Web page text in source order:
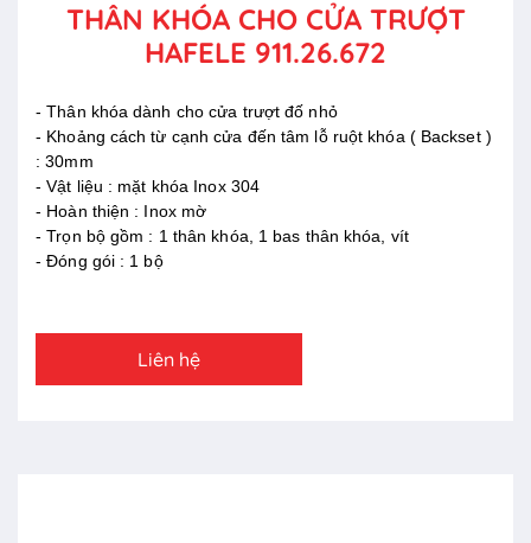
THÂN KHÓA CHO CỬA TRƯỢT
HAFELE 911.26.672
- Thân khóa dành cho cửa trượt đố nhỏ
- Khoảng cách từ cạnh cửa đến tâm lỗ ruột khóa ( Backset )
: 30mm
- Vật liệu : mặt khóa Inox 304
- Hoàn thiện : Inox mờ
- Trọn bộ gồm : 1 thân khóa, 1 bas thân khóa, vít
- Đóng gói : 1 bộ
Liên hệ